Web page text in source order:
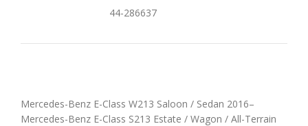
44-286637
Mercedes-Benz E-Class W213 Saloon / Sedan 2016–
Mercedes-Benz E-Class S213 Estate / Wagon / All-Terrain